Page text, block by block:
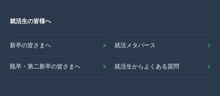
就活生の皆様へ
新卒の皆さまへ 就活メタバース
既卒・第二新卒の皆さまへ 就活生からよくある質問